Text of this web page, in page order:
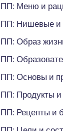
ПП: Меню и
ПП: Нишевые и
ПП: Образ
ПП:
ПП: Основы и
ПП: Продукты
ПП: Рецепты и